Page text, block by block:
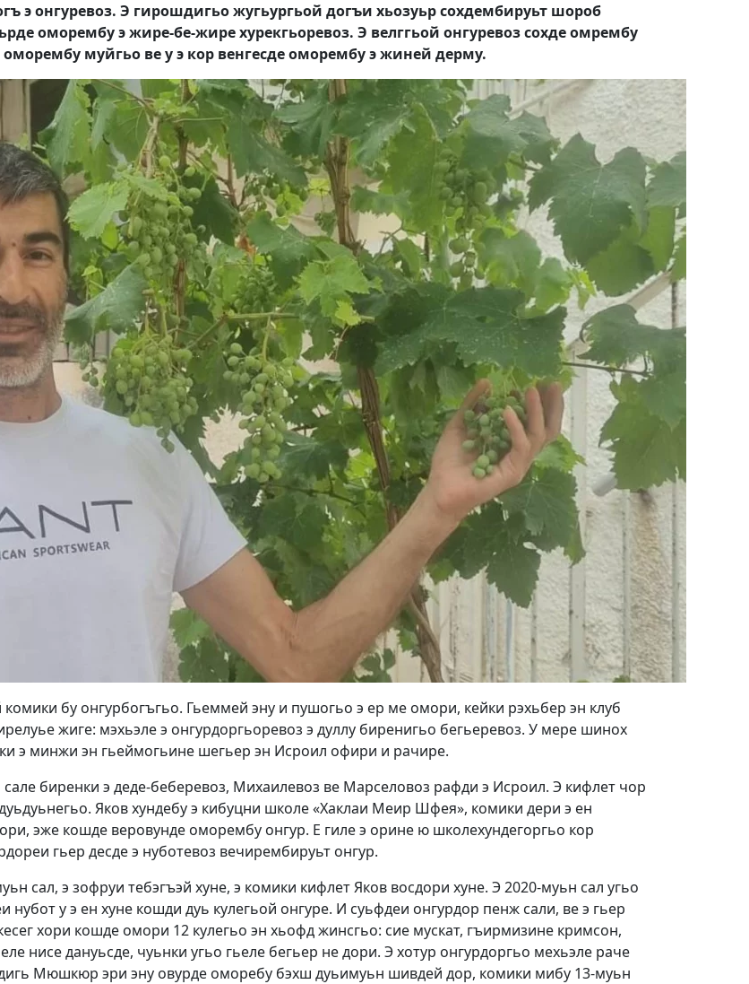
э онгуревоз. Э гирошдигьо жугьургьой догъи хьозуьр сохдембируьт шороб
оморембу э жире-бе-жире хурекгьоревоз. Э велггьой онгуревоз сохде омрембу
муйгьо ве у э кор венгесде оморембу э жиней дерму.
бу онгурбогъгьо. Гьеммей эну и пушогьо э ер ме омори, кейки рэхьбер эн клуб
жиге: мэхьэле э онгурдоргьоревоз э дуллу биренигьо бегьеревоз. У мере шинох
э минжи эн гьеймогьине шегьер эн Исроил офири и рачире.
биренки э деде-беберевоз, Михаилевоз ве Марселовоз рафди э Исроил. Э кифлет чор
Яков хундебу э кибуцни школе «Хаклаи Меир Шфея», комики дери э ен
эже кошде веровунде оморембу онгур. Е гиле э орине ю школехундегоргьо кор
гьер десде э нуботевоз вечирембируьт онгур.
сал, э зофруи тебэгъэй хуне, э комики кифлет Яков восдори хуне. Э 2020-муьн сал угьо
нубот у э ен хуне кошди дуь кулегьой онгуре. И суьфдеи онгурдор пенж сали, ве э гьер
хори кошде омори 12 кулегьо эн хьофд жинсгьо: сие мускат, гъирмизине кримсон,
нисе дануьсде, чуьнки угьо гьеле бегьер не дори. Э хотур онгурдоргьо мехьэле раче
Мюшкюр эри эну овурде оморебу бэхш дуьимуьн шивдей дор, комики мибу 13-муьн